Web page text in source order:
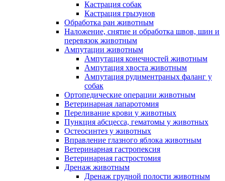
Кастрация собак
Кастрация грызунов
Обработка ран животным
Наложение, снятие и обработка швов, шин и
перевязок животным
Ампутации животным
Ампутация конечностей животным
Ампутация хвоста животным
Ампутация рудиментраных фаланг у
собак
Ортопедические операции животным
Ветеринарная лапаротомия
Переливание крови у животных
Пункция абсцесса, гематомы у животных
Остеосинтез у животных
Вправление глазного яблока животным
Ветеринарная гастропексия
Ветеринарная гастростомия
Дренаж животным
Дренаж грудной полости животным